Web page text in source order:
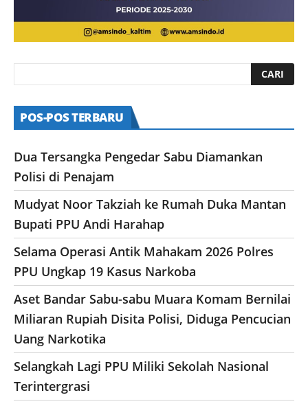
POS-POS TERBARU
Dua Tersangka Pengedar Sabu Diamankan
Polisi di Penajam
Mudyat Noor Takziah ke Rumah Duka Mantan
Bupati PPU Andi Harahap
Selama Operasi Antik Mahakam 2026 Polres
PPU Ungkap 19 Kasus Narkoba
Aset Bandar Sabu-sabu Muara Komam Bernilai
Miliaran Rupiah Disita Polisi, Diduga Pencucian
Uang Narkotika
Selangkah Lagi PPU Miliki Sekolah Nasional
Terintergrasi